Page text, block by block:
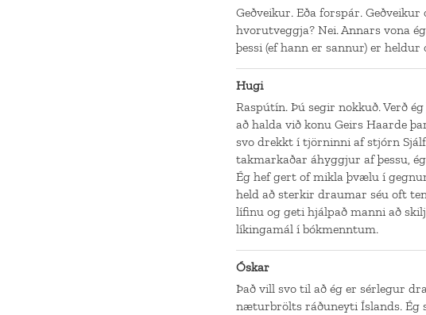
Geðveikur. Eða forspár.
hvorutveggja? Nei. Annars vona
þessi (ef hann er sannur) er
Hugi
Raspútín. Þú segir nokkuð. Verð
að halda við konu Geirs Haarde
svo drekkt í tjörninni af stjórn
takmarkaðar áhyggjur af þessu,
Ég hef gert of mikla þvælu í
held að sterkir draumar séu oft
lífinu og geti hjálpað manni að
líkingamál í bókmenntum.
Óskar
Það vill svo til að ég er sérlegur
næturbrölts ráðuneyti Íslands. Ég